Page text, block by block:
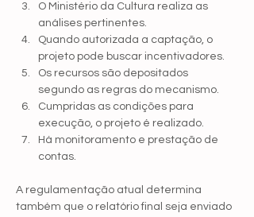
O Ministério da Cultura realiza as
análises pertinentes.
Quando autorizada a captação, o
projeto pode buscar incentivadores.
Os recursos são depositados
segundo as regras do mecanismo.
Cumpridas as condições para
execução, o projeto é realizado.
Há monitoramento e prestação de
contas.
A regulamentação atual determina
também que o relatório final seja enviado